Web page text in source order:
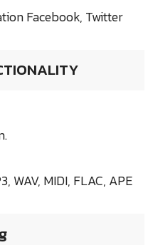
Facebook, Twitter
WAV, MIDI, FLAC, APE